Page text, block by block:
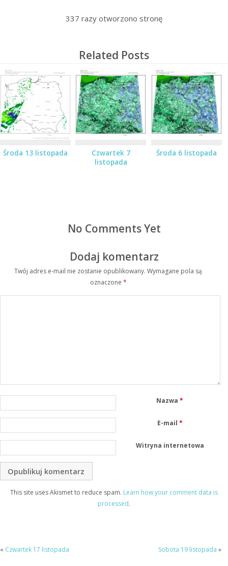
337 razy otworzono stronę
Related Posts
Środa 13 listopada
Czwartek 7
listopada
Środa 6 listopada
No Comments Yet
Dodaj komentarz
Twój adres e-mail nie zostanie opublikowany. Wymagane pola są
oznaczone *
Nazwa*
E-mail *
Witryna internetowa
This site uses Akismet to reduce spam. Learn how your comment data is
processed.
« Czwartek 17 listopada Sobota 19 listopada »